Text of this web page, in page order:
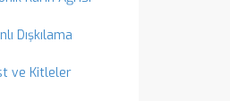
Dışkılama
ve Kitleler